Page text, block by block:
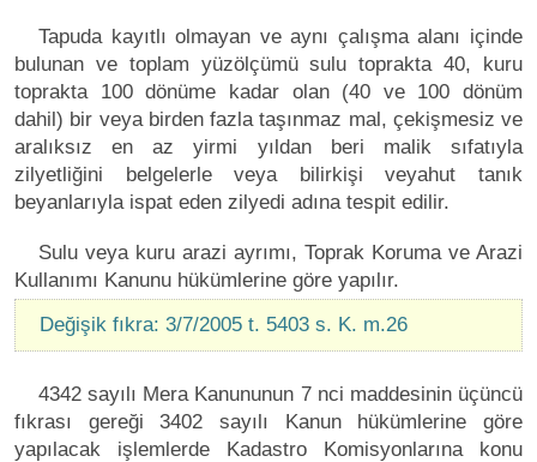
Tapuda kayıtlı olmayan ve aynı çalışma alanı içinde
bulunan ve toplam yüzölçümü sulu toprakta 40, kuru
toprakta 100 dönüme kadar olan (40 ve 100 dönüm
dahil) bir veya birden fazla taşınmaz mal, çekişmesiz ve
aralıksız en az yirmi yıldan beri malik sıfatıyla
zilyetliğini belgelerle veya bilirkişi veyahut tanık
beyanlarıyla ispat eden zilyedi adına tespit edilir.
Sulu veya kuru arazi ayrımı, Toprak Koruma ve Arazi
Kullanımı Kanunu hükümlerine göre yapılır.
Değişik fıkra: 3/7/2005 t. 5403 s. K. m.26
4342 sayılı Mera Kanununun 7 nci maddesinin üçüncü
fıkrası gereği 3402 sayılı Kanun hükümlerine göre
yapılacak işlemlerde Kadastro Komisyonlarına konu